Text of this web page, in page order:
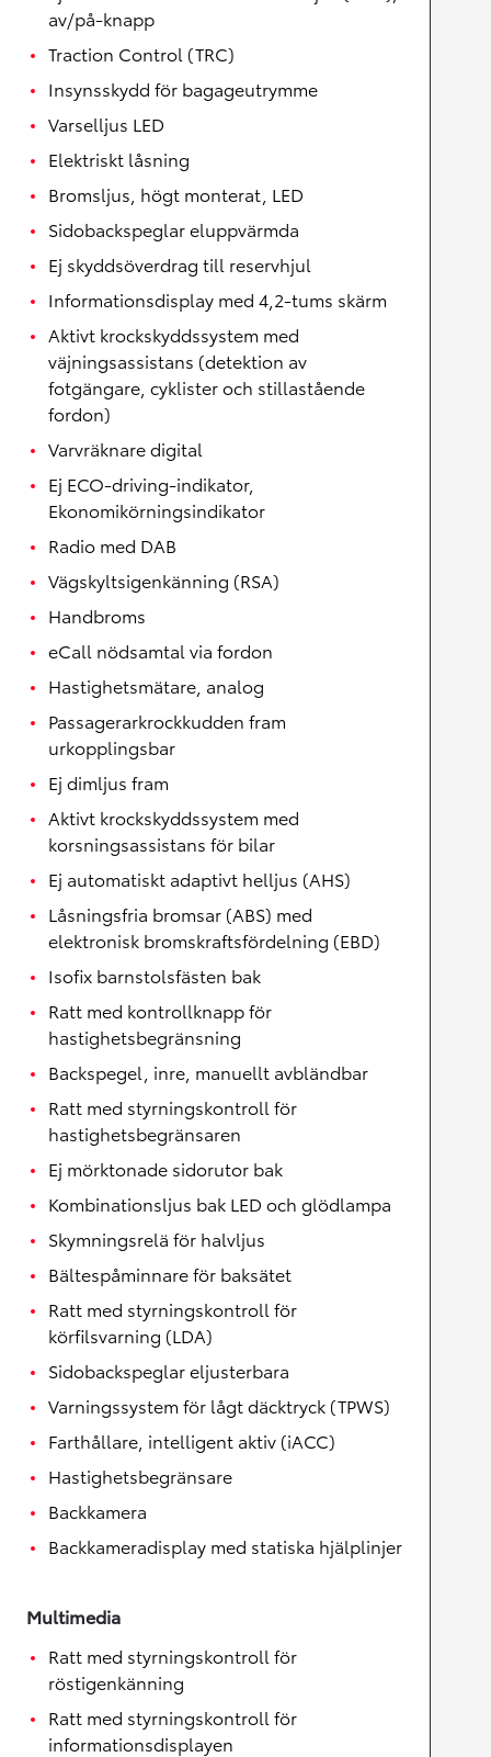
av/på-knapp
Traction Control (TRC)
Insynsskydd för bagageutrymme
Varselljus LED
Elektriskt låsning
Bromsljus, högt monterat, LED
Sidobackspeglar eluppvärmda
Ej skyddsöverdrag till reservhjul
Informationsdisplay med 4,2-tums skärm
Aktivt krockskyddssystem med
väjningsassistans (detektion av
fotgängare, cyklister och stillastående
fordon)
Varvräknare digital
Ej ECO-driving-indikator,
Ekonomikörningsindikator
Radio med DAB
Vägskyltsigenkänning (RSA)
Handbroms
eCall nödsamtal via fordon
Hastighetsmätare, analog
Passagerarkrockkudden fram
urkopplingsbar
Ej dimljus fram
Aktivt krockskyddssystem med
korsningsassistans för bilar
Ej automatiskt adaptivt helljus (AHS)
Låsningsfria bromsar (ABS) med
elektronisk bromskraftsfördelning (EBD)
Isofix barnstolsfästen bak
Ratt med kontrollknapp för
hastighetsbegränsning
Backspegel, inre, manuellt avbländbar
Ratt med styrningskontroll för
hastighetsbegränsaren
Ej mörktonade sidorutor bak
Kombinationsljus bak LED och glödlampa
Skymningsrelä för halvljus
Bältespåminnare för baksätet
Ratt med styrningskontroll för
körfilsvarning (LDA)
Sidobackspeglar eljusterbara
Varningssystem för lågt däcktryck (TPWS)
Farthållare, intelligent aktiv (iACC)
Hastighetsbegränsare
Backkamera
Backkameradisplay med statiska hjälplinjer
Multimedia
Ratt med styrningskontroll för
röstigenkänning
Ratt med styrningskontroll för
informationsdisplayen